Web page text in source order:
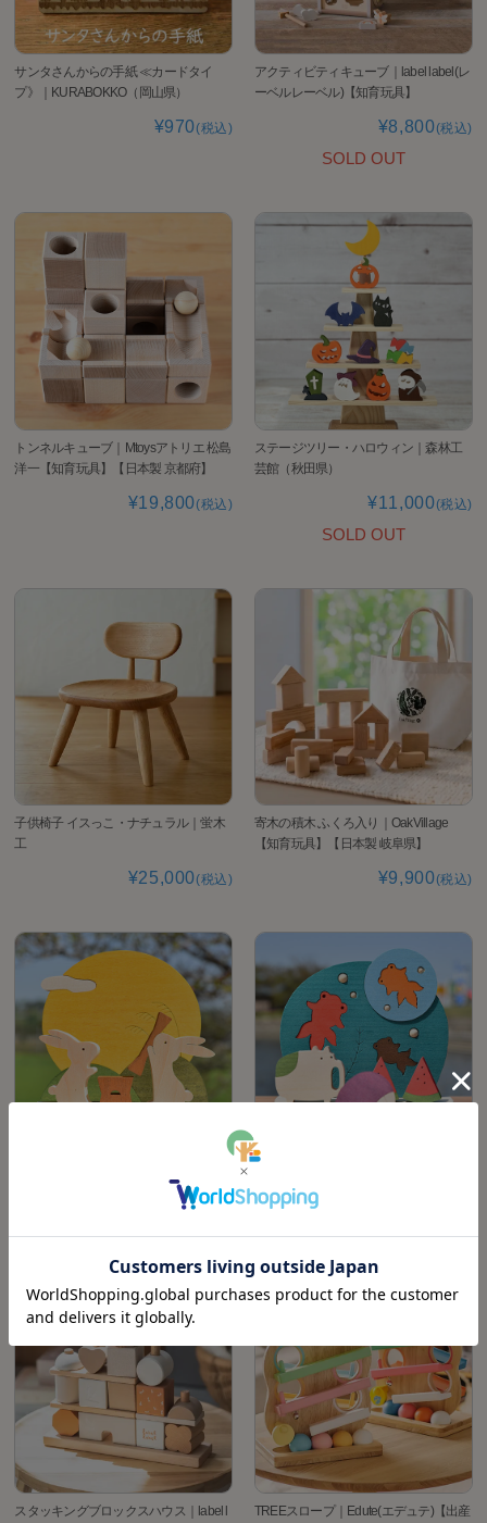
サンタさんからの手紙 ≪カードタイ
プ》｜KURABOKKO（岡山県）
¥970(税込)
アクティビティキューブ｜label label(レ
ーベルレーベル)【知育玩具】
¥8,800(税込)
SOLD OUT
トンネルキューブ｜Mtoysアトリエ 松島
洋一【知育玩具】【日本製 京都府】
¥19,800(税込)
ステージツリー・ハロウィン｜森林工
芸館（秋田県）
¥11,000(税込)
SOLD OUT
子供椅子 イスっこ・ナチュラル｜蛍木
工
¥25,000(税込)
寄木の積木 ふくろ入り｜OakVillage
【知育玩具】【日本製 岐阜県】
¥9,900(税込)
彩り歳時記8月 金魚と夏｜森林工芸館
（秋田県）
スタッキングブロックスハウス｜label l
TREEスロープ｜Edute(エデュテ)【出産